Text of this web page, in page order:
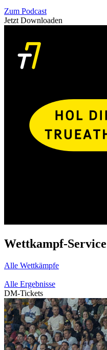
Zum Podcast
Jetzt Downloaden
Wettkampf-Service
Alle Wettkämpfe
Alle Ergebnisse
DM-Tickets